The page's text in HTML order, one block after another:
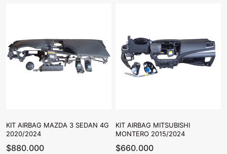
KIT AIRBAG MAZDA 3 SEDAN 4G
2020/2024
$880.000
KIT AIRBAG MITSUBISHI
MONTERO 2015/2024
$660.000